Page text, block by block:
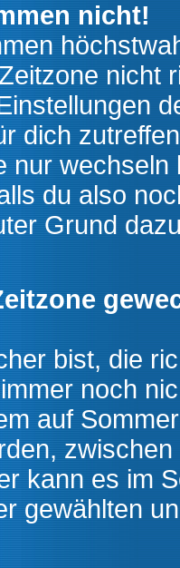
nicht!
nicht
dich
nur
du also
Grund
bist, die
noch
auf
kann es im
gewählten